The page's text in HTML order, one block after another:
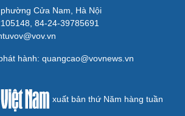
Cửa Nam, Hà Nội
84-24-39785691
hành: quangcao@vovnews.vn
xuất bản thứ Năm hàng tuần